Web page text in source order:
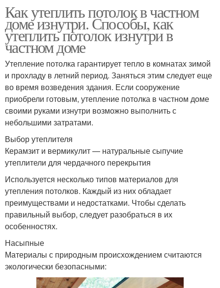
Как утеплить потолок в частном
доме изнутри. Способы, как
утеплить потолок изнутри в
частном доме
Утепление потолка гарантирует тепло в комнатах зимой
и прохладу в летний период. Заняться этим следует еще
во время возведения здания. Если сооружение
приобрели готовым, утепление потолка в частном доме
своими руками изнутри возможно выполнить с
небольшими затратами.
Выбор утеплителя
Керамзит и вермикулит — натуральные сыпучие
утеплители для чердачного перекрытия
Используется несколько типов материалов для
утепления потолков. Каждый из них обладает
преимуществами и недостатками. Чтобы сделать
правильный выбор, следует разобраться в их
особенностях.
Насыпные
Материалы с природным происхождением считаются
экологически безопасными: